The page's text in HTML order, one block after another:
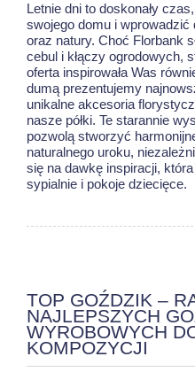
Letnie dni to doskonały
swojego domu i wprowadzić
oraz natury. Choć Florbank
cebul i kłączy ogrodowych,
oferta inspirowała Was
dumą prezentujemy
unikalne akcesoria
nasze półki. Te starannie
pozwolą stworzyć
naturalnego uroku,
się na dawkę inspiracji,
sypialnie i pokoje dziecięce.
TOP GOŹDZIK –
NAJLEPSZYCH
WYROBOWYCH
KOMPOZYCJI